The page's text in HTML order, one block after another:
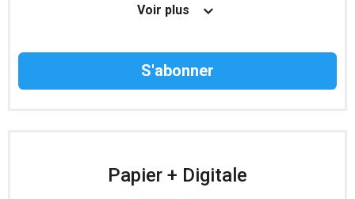
Le magazine TelQuel en numérique avant la sortie
Des informations confidentielles résérvées aux
Voir plus
Papier + Digitale